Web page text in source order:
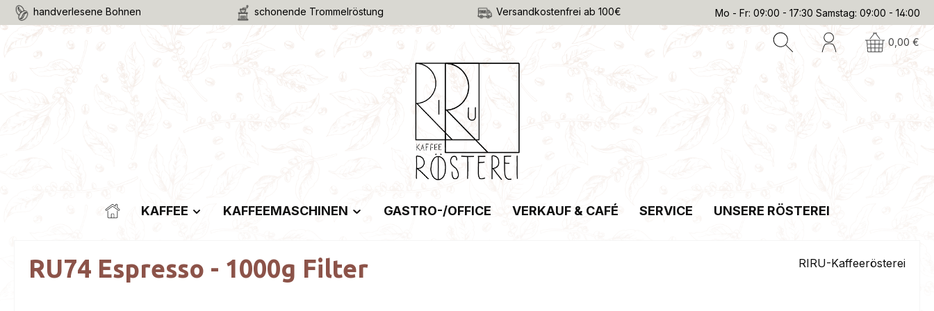
Hauptinhalt springen
Zur Suche springen
Zur Hauptnavigation springen
handverlesene Bohnen schonende Trommelröstung Versandkostenfrei ab 100€ Mo - Fr: 09:00 - 17:30 Samstag: 09:00 - 14:00
0,00 €
KAFFEE KAFFEEMASCHINEN GASTRO-/OFFICE VERKAUF & CAFÉ SERVICE UNSERE RÖSTEREI
RU74 Espresso - 1000g Filter RIRU-Kaffeerösterei